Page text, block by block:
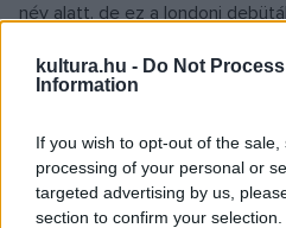
kultura.hu - Do Not
Information
If you wish to opt-out of the
processing of your personal or
targeted advertising by us,
section to confirm your
név alatt, de ez a londoni
ami kiemelte őket a többiek
sokoldalúságuk. Hetente
főműsoridőben, kórusok által